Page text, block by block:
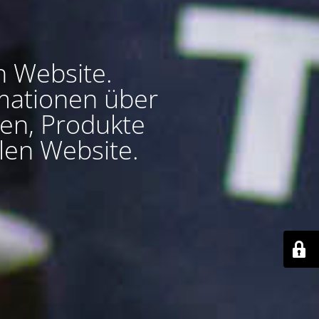
Website.
über
Produkte
Website.